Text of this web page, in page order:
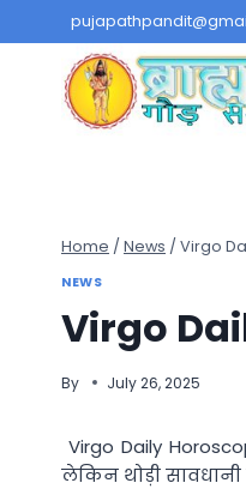
to
content
Home / News / Virgo
NEWS
Virgo
By July 26, 2025
Virgo Daily
लेकिन थोड़ी